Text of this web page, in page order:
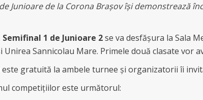
Junioare de la Corona Brașov își demonstrează
1 de Junioare 2se va desfășura la Sala
Unirea Sannicolau Mare. Primele două clasate vor
gratuită la ambele turnee și organizatorii îi
competițiilor este următorul: